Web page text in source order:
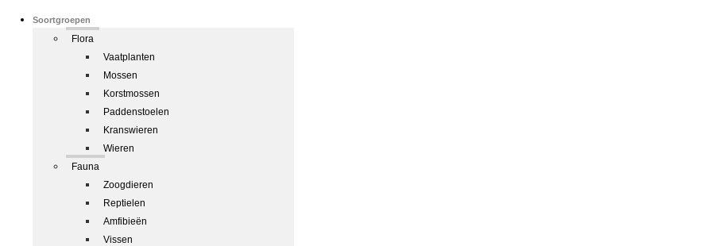
Soortgroepen
Flora
Vaatplanten
Mossen
Korstmossen
Paddenstoelen
Kranswieren
Wieren
Fauna
Zoogdieren
Reptielen
Amfibieën
Vissen